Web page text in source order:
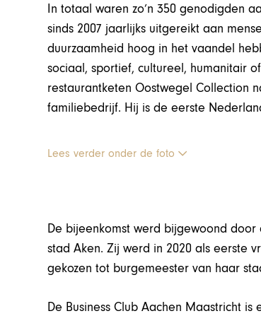
In totaal waren zo’n 350 genodigden
sinds 2007 jaarlijks uitgereikt aan
duurzaamheid hoog in het vaandel
sociaal, sportief, cultureel, humanitair
restaurantketen Oostwegel Collection
familiebedrijf. Hij is de eerste
Lees verder onder de foto
De bijeenkomst werd bijgewoond
stad Aken. Zij werd in 2020 als eerste
gekozen tot burgemeester van haar
De Business Club Aachen Maastricht